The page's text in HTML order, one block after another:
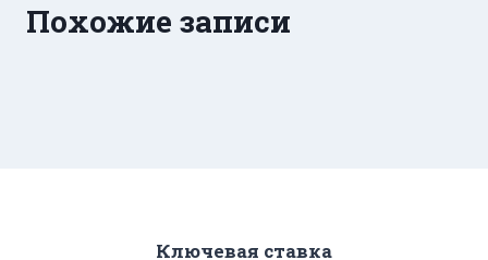
Похожие записи
Ключевая ставка